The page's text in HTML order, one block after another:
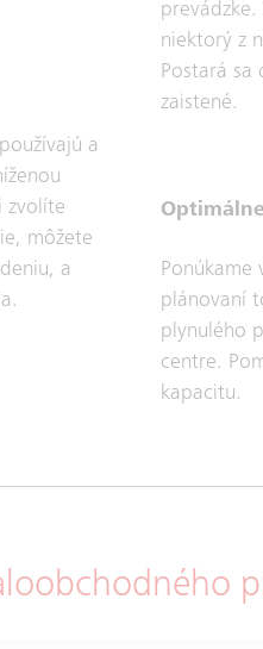
a
zvolíte
môžete
a
niektorý z
Postará
zaistené.
Ponúkame
plánovaní
plynulého
centre.
kapacitu.